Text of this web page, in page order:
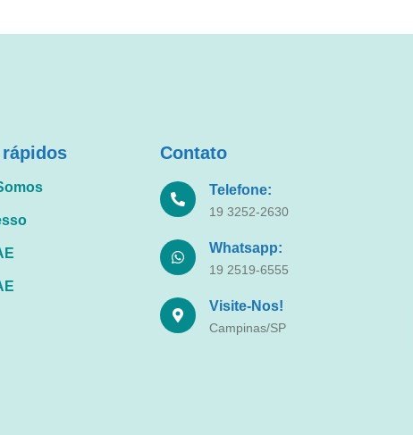
Contato
Telefone:
19 3252-2630
Whatsapp:
19 2519-6555
Visite-Nos!
Campinas/SP